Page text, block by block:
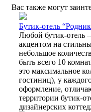
Вас также могут
Бутик-отель
Любой бутик-отель
акцентом на
небольшое
быть всего 10
это максимальное
гостиниц), у
оформление,
территории бутик-
дизайнерских